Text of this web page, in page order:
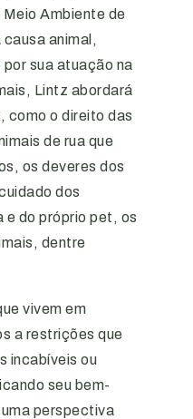
Ambiente de
animal,
sua atuação na
Lintz abordará
como o direito das
de rua que
os deveres dos
dos
e do próprio pet, os
dentre
vivem em
a restrições que
incabíveis ou
seu bem-
perspectiva